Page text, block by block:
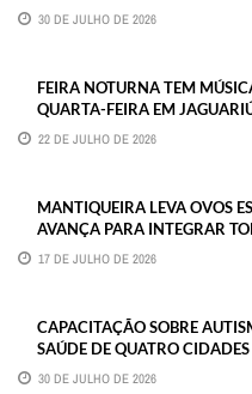
30 DE JULHO DE 2026
FEIRA NOTURNA TEM
QUARTA-FEIRA EM
22 DE JULHO DE 2026
MANTIQUEIRA LEVA OVOS
AVANÇA PARA INTEGRAR
17 DE JULHO DE 2026
CAPACITAÇÃO SOBRE
SAÚDE DE QUATRO
30 DE JULHO DE 2026